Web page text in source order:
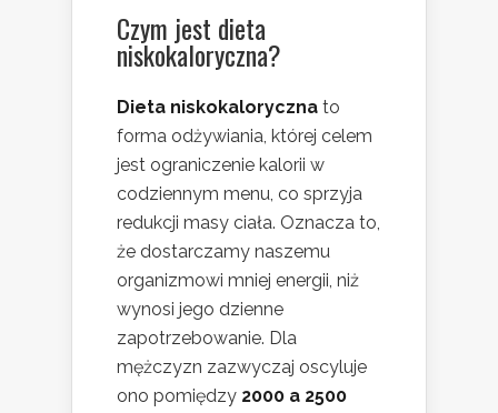
Czym jest dieta
niskokaloryczna?
Dieta niskokaloryczna to
forma odżywiania, której celem
jest ograniczenie kalorii w
codziennym menu, co sprzyja
redukcji masy ciała. Oznacza to,
że dostarczamy naszemu
organizmowi mniej energii, niż
wynosi jego dzienne
zapotrzebowanie. Dla
mężczyzn zazwyczaj oscyluje
ono pomiędzy 2000 a 2500